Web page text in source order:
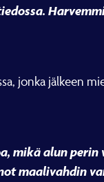
jonka jälkeen
mikä alun
maalivahdin